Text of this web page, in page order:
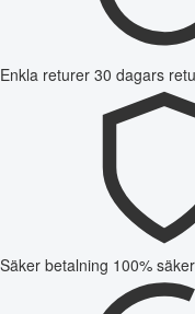
Enkla returer 30 dagars
Säker betalning 100%